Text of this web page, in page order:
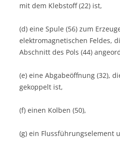
mit dem Klebstoff (22) ist,
(d) eine Spule (56) zum
elektromagnetischen Feldes,
Abschnitt des Pols (44)
(e) eine Abgabeöffnung (32),
gekoppelt ist,
(f) einen Kolben (50),
(g) ein Flussführungselement